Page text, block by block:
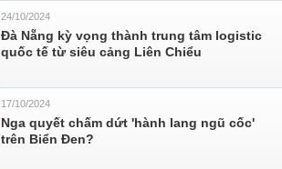
24/10/2024
Đà Nẵng kỳ vọng thành trung tâm logistic
quốc tế từ siêu cảng Liên Chiểu
17/10/2024
Nga quyết chấm dứt 'hành lang ngũ cốc'
trên Biển Đen?